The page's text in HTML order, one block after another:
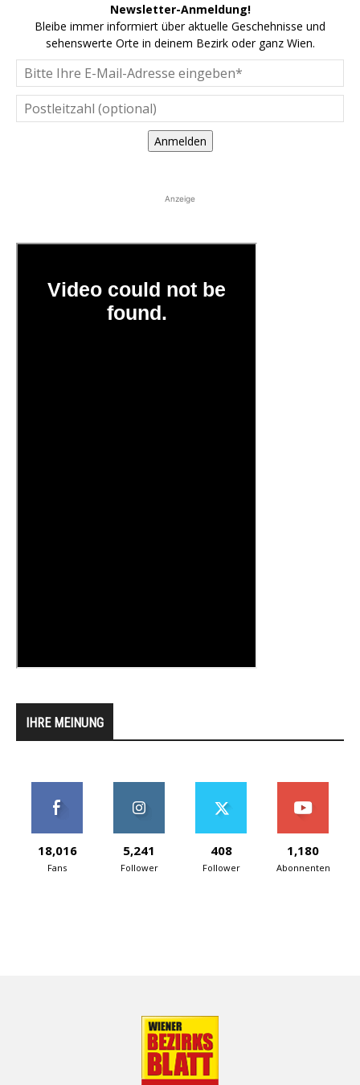
Newsletter-Anmeldung!
Bleibe immer informiert über aktuelle Geschehnisse und
sehenswerte Orte in deinem Bezirk oder ganz Wien.
Anmelden
Anzeige
IHRE MEINUNG
18,016
Fans
5,241
Follower
408
Follower
1,180
Abonnenten